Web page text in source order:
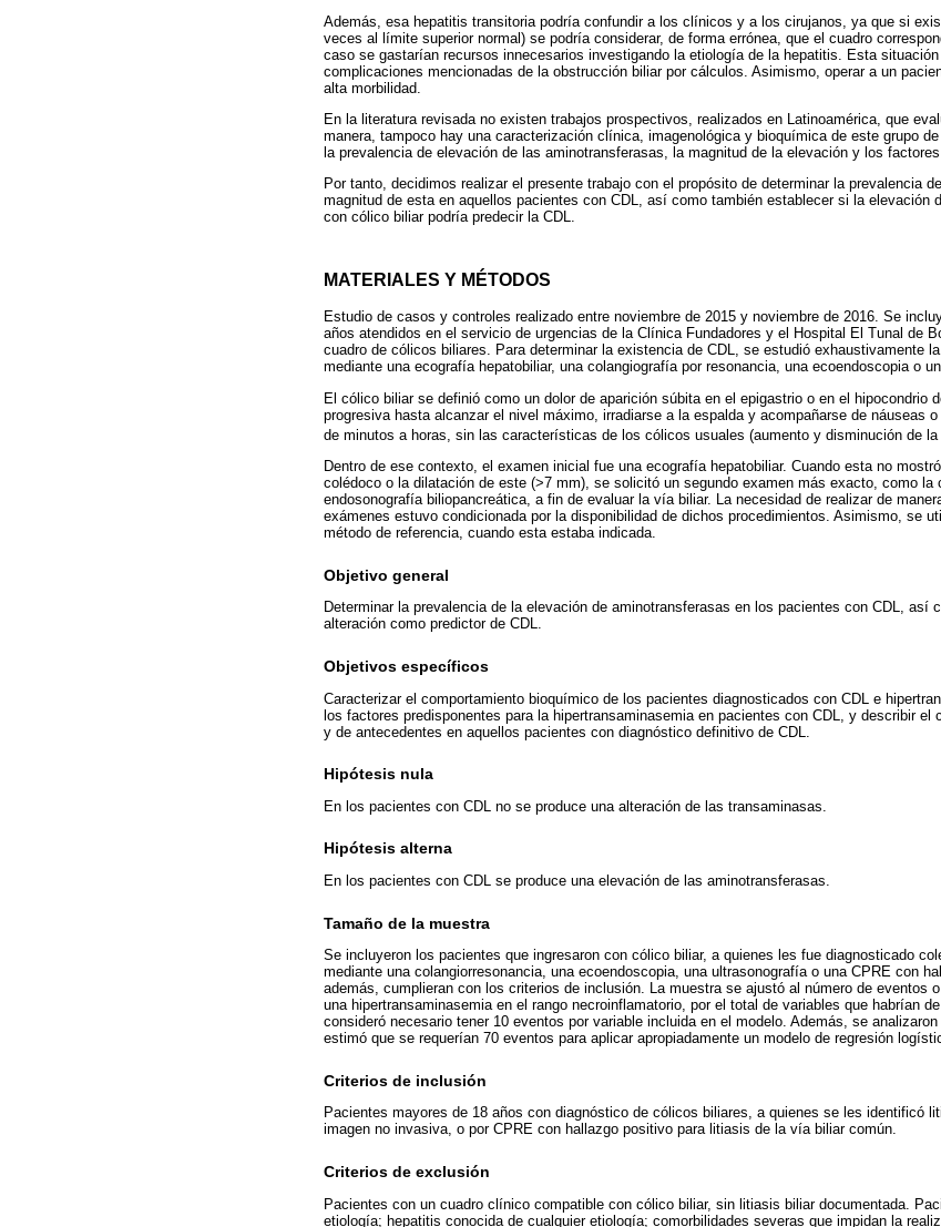
Además, esa hepatitis transitoria podría confundir a los clínicos y a los cirujanos, ya que si
veces al límite superior normal) se podría considerar, de forma errónea, que el cuadro
caso se gastarían recursos innecesarios investigando la etiología de la hepatitis. Esta
complicaciones mencionadas de la obstrucción biliar por cálculos. Asimismo, operar a un
alta morbilidad.
En la literatura revisada no existen trabajos prospectivos, realizados en Latinoamérica, que
manera, tampoco hay una caracterización clínica, imagenológica y bioquímica de este grupo
la prevalencia de elevación de las aminotransferasas, la magnitud de la elevación y los
Por tanto, decidimos realizar el presente trabajo con el propósito de determinar la prevalencia
magnitud de esta en aquellos pacientes con CDL, así como también establecer si la elevación
con cólico biliar podría predecir la CDL.
MATERIALES Y MÉTODOS
Estudio de casos y controles realizado entre noviembre de 2015 y noviembre de 2016. Se
años atendidos en el servicio de urgencias de la Clínica Fundadores y el Hospital El Tunal de
cuadro de cólicos biliares. Para determinar la existencia de CDL, se estudió exhaustivamente
mediante una ecografía hepatobiliar, una colangiografía por resonancia, una ecoendoscopia o
El cólico biliar se definió como un dolor de aparición súbita en el epigastrio o en el hipocondrio
progresiva hasta alcanzar el nivel máximo, irradiarse a la espalda y acompañarse de náuseas
de minutos a horas, sin las características de los cólicos usuales (aumento y disminución de la
Dentro de ese contexto, el examen inicial fue una ecografía hepatobiliar. Cuando esta no
colédoco o la dilatación de este (>7 mm), se solicitó un segundo examen más exacto, como la
endosonografía biliopancreática, a fin de evaluar la vía biliar. La necesidad de realizar de
exámenes estuvo condicionada por la disponibilidad de dichos procedimientos. Asimismo, se
método de referencia, cuando esta estaba indicada.
Objetivo general
Determinar la prevalencia de la elevación de aminotransferasas en los pacientes con CDL, así
alteración como predictor de CDL.
Objetivos específicos
Caracterizar el comportamiento bioquímico de los pacientes diagnosticados con CDL e
los factores predisponentes para la hipertransaminasemia en pacientes con CDL, y describir
y de antecedentes en aquellos pacientes con diagnóstico definitivo de CDL.
Hipótesis nula
En los pacientes con CDL no se produce una alteración de las transaminasas.
Hipótesis alterna
En los pacientes con CDL se produce una elevación de las aminotransferasas.
Tamaño de la muestra
Se incluyeron los pacientes que ingresaron con cólico biliar, a quienes les fue diagnosticado
mediante una colangiorresonancia, una ecoendoscopia, una ultrasonografía o una CPRE con
además, cumplieran con los criterios de inclusión. La muestra se ajustó al número de eventos
una hipertransaminasemia en el rango necroinflamatorio, por el total de variables que habrían
consideró necesario tener 10 eventos por variable incluida en el modelo. Además, se
estimó que se requerían 70 eventos para aplicar apropiadamente un modelo de regresión
Criterios de inclusión
Pacientes mayores de 18 años con diagnóstico de cólicos biliares, a quienes se les identificó
imagen no invasiva, o por CPRE con hallazgo positivo para litiasis de la vía biliar común.
Criterios de exclusión
Pacientes con un cuadro clínico compatible con cólico biliar, sin litiasis biliar documentada.
etiología; hepatitis conocida de cualquier etiología; comorbilidades severas que impidan la